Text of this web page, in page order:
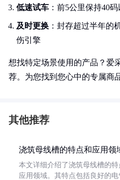
低速试车 ：前5公里保持40
及时更换 ：封存超过半年的
伤引擎
想找特定场景使用的产品？爱
荐。为您找到您心中的专属商
其他推荐
浇筑母线槽的特点和应用领
本文详细介绍了浇筑母线槽的特
应用领域。其特点包括良好的电